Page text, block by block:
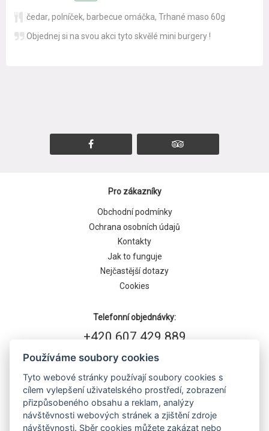
čedar, polníček, barbecue omáčka, Trhané maso 60g
Objednej si na svou akci tyto skvělé mini burgery !
Pro zákazníky
Obchodní podmínky
Ochrana osobních údajů
Kontakty
Jak to funguje
Nejčastější dotazy
Cookies
Telefonní objednávky:
+420 607 429 889
Používáme soubory cookies
Tyto webové stránky používají soubory cookies s
cílem vylepšení uživatelského prostředí, zobrazení
přizpůsobeného obsahu a reklam, analýzy
návštěvnosti webových stránek a zjištění zdroje
návštěvnosti. Sběr cookies můžete zakázat nebo